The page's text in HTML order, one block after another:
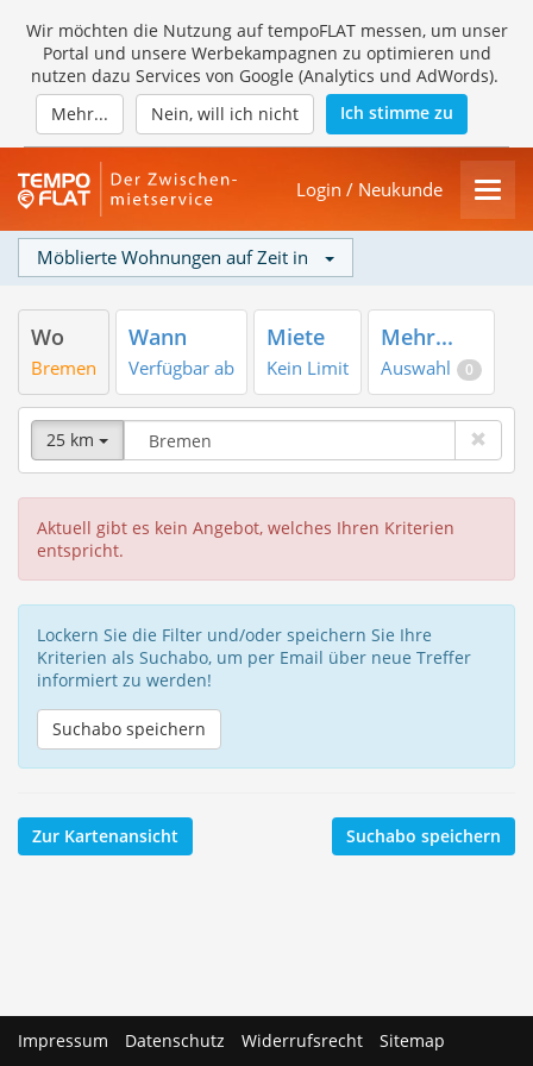
Wir möchten die Nutzung auf tempoFLAT messen, um unser
Portal und unsere Werbekampagnen zu optimieren und
nutzen dazu Services von Google (Analytics und AdWords).
Mehr...
Nein, will ich nicht Ich stimme zu
Login / Neukunde
Möblierte Wohnungen auf Zeit in
Wo
Bremen
Wann
Verfügbar ab
Miete
Kein Limit
Mehr...
Auswahl 0
25 km
Aktuell gibt es kein Angebot, welches Ihren Kriterien
entspricht.
Lockern Sie die Filter und/oder speichern Sie Ihre
Kriterien als Suchabo, um per Email über neue Treffer
informiert zu werden!
Suchabo speichern
Zur Kartenansicht Suchabo speichern
Impressum Datenschutz Widerrufsrecht Sitemap